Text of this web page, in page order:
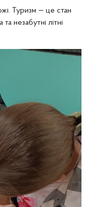
Туризм — це стан
незабутні літні